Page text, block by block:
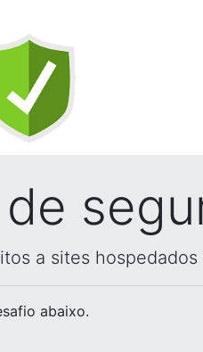
a sites hospedados
abaixo.